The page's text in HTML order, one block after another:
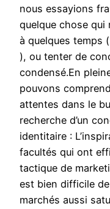
nous essayions
quelque chose qui
à quelques temps
), ou tenter de
condensé.En
pouvons
attentes dans le
recherche d’un
identitaire :
facultés qui ont
tactique de
est bien difficile
marchés aussi